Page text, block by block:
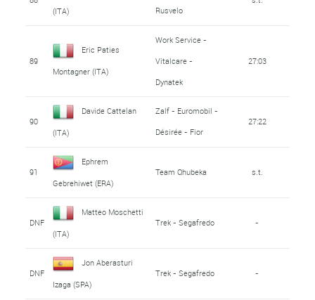
(ITA)
Rusvelo
89
Eric Paties
Montagner (ITA)
Work Service -
Vitalcare -
Dynatek
27:03
90
Davide Cattelan
(ITA)
Zalf - Euromobil -
Désirée - Fior
27:22
91
Ephrem
Gebrehiwet (ERA)
Team Qhubeka s.t.
DNF
Matteo Moschetti
(ITA)
Trek - Segafredo -
DNF
Jon Aberasturi
Izaga (SPA)
Trek - Segafredo -